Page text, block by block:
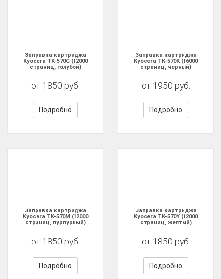
Заправка картриджа
Kyocera TK-570C (12000
страниц, голубой)
от 1850 руб.
Подробно
Заправка картриджа
Kyocera TK-570K (16000
страниц, черный)
от 1950 руб.
Подробно
Заправка картриджа
Kyocera TK-570M (12000
страниц, пурпурный)
от 1850 руб.
Подробно
Заправка картриджа
Kyocera TK-570Y (12000
страниц, желтый)
от 1850 руб.
Подробно